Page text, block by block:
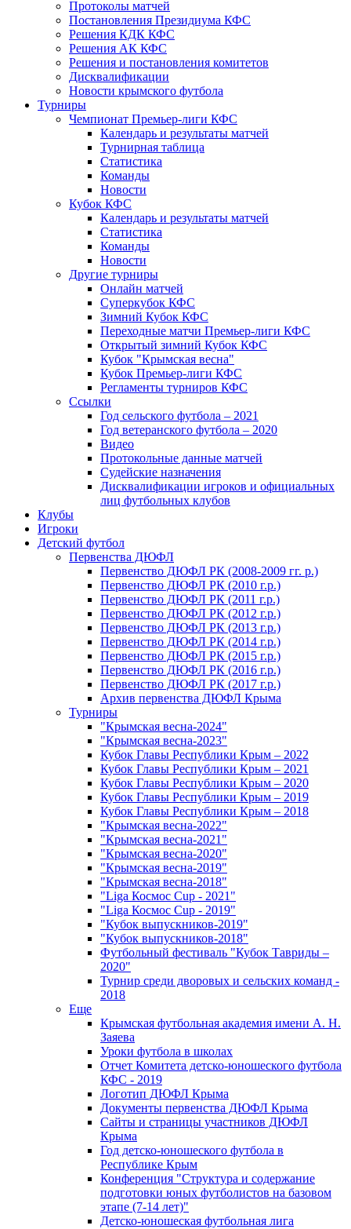
Протоколы матчей
Постановления Президиума КФС
Решения КДК КФС
Решения АК КФС
Решения и постановления комитетов
Дисквалификации
Новости крымского футбола
Турниры
Чемпионат Премьер-лиги КФС
Календарь и результаты матчей
Турнирная таблица
Статистика
Команды
Новости
Кубок КФС
Календарь и результаты матчей
Статистика
Команды
Новости
Другие турниры
Онлайн матчей
Суперкубок КФС
Зимний Кубок КФС
Переходные матчи Премьер-лиги КФС
Открытый зимний Кубок КФС
Кубок "Крымская весна"
Кубок Премьер-лиги КФС
Регламенты турниров КФС
Ссылки
Год сельского футбола – 2021
Год ветеранского футбола – 2020
Видео
Протокольные данные матчей
Судейские назначения
Дисквалификации игроков и официальных
лиц футбольных клубов
Клубы
Игроки
Детский футбол
Первенства ДЮФЛ
Первенство ДЮФЛ РК (2008-2009 гг. р.)
Первенство ДЮФЛ РК (2010 г.р.)
Первенство ДЮФЛ РК (2011 г.р.)
Первенство ДЮФЛ РК (2012 г.р.)
Первенство ДЮФЛ РК (2013 г.р.)
Первенство ДЮФЛ РК (2014 г.р.)
Первенство ДЮФЛ РК (2015 г.р.)
Первенство ДЮФЛ РК (2016 г.р.)
Первенство ДЮФЛ РК (2017 г.р.)
Архив первенства ДЮФЛ Крыма
Турниры
"Крымская весна-2024"
"Крымская весна-2023"
Кубок Главы Республики Крым – 2022
Кубок Главы Республики Крым – 2021
Кубок Главы Республики Крым – 2020
Кубок Главы Республики Крым – 2019
Кубок Главы Республики Крым – 2018
"Крымская весна-2022"
"Крымская весна-2021"
"Крымская весна-2020"
"Крымская весна-2019"
"Крымская весна-2018"
"Liga Космос Cup - 2021"
"Liga Космос Cup - 2019"
"Кубок выпускников-2019"
"Кубок выпускников-2018"
Футбольный фестиваль "Кубок Тавриды –
2020"
Турнир среди дворовых и сельских команд -
2018
Еще
Крымская футбольная академия имени А. Н.
Заяева
Уроки футбола в школах
Отчет Комитета детско-юношеского футбола
КФС - 2019
Логотип ДЮФЛ Крыма
Документы первенства ДЮФЛ Крыма
Сайты и страницы участников ДЮФЛ
Крыма
Год детско-юношеского футбола в
Республике Крым
Конференция "Структура и содержание
подготовки юных футболистов на базовом
этапе (7-14 лет)"
Детско-юношеская футбольная лига